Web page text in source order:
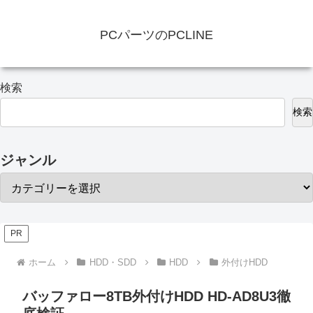
PCパーツのPCLINE
検索
検索
ジャンル
PR
ホーム HDD・SDD HDD 外付けHDD
バッファロー8TB外付けHDD HD-AD8U3徹